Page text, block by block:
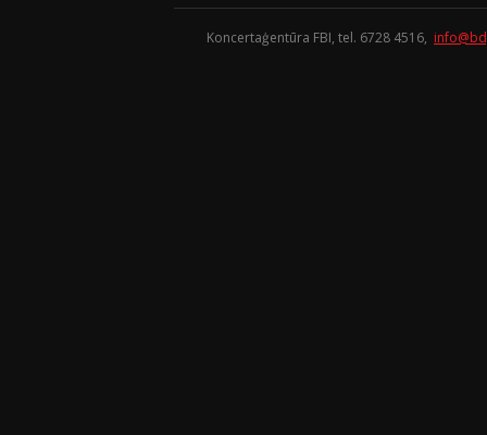
Koncertaģentūra FBI, tel. 6728 4516,